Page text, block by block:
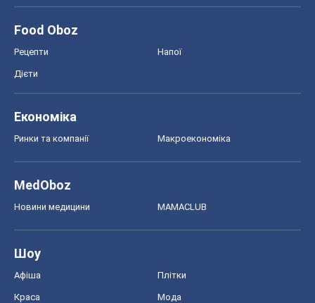
Food Oboz
Рецепти Напої
Дієти
Економіка
Ринки та компанії Макроекономіка
MedOboz
Новини медицини MAMACLUB
Шоу
Афіша Плітки
Краса Мода